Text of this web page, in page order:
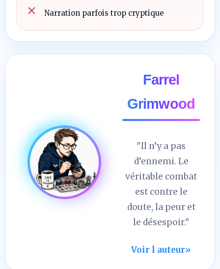
Narration parfois trop cryptique
Farrel
Grimwood
"Il n’y a pas
d’ennemi. Le
véritable combat
est contre le
doute, la peur et
le désespoir."
Voir l auteur»